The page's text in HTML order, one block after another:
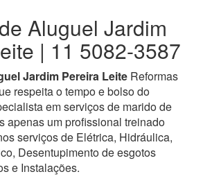
Aluguel Jardim
| 11 5082-3587
Jardim Pereira Leite Reformas
respeita o tempo e bolso do
em serviços de marido de
apenas um profissional treinado
serviços de Elétrica, Hidráulica,
Desentupimento de esgotos
e Instalações.